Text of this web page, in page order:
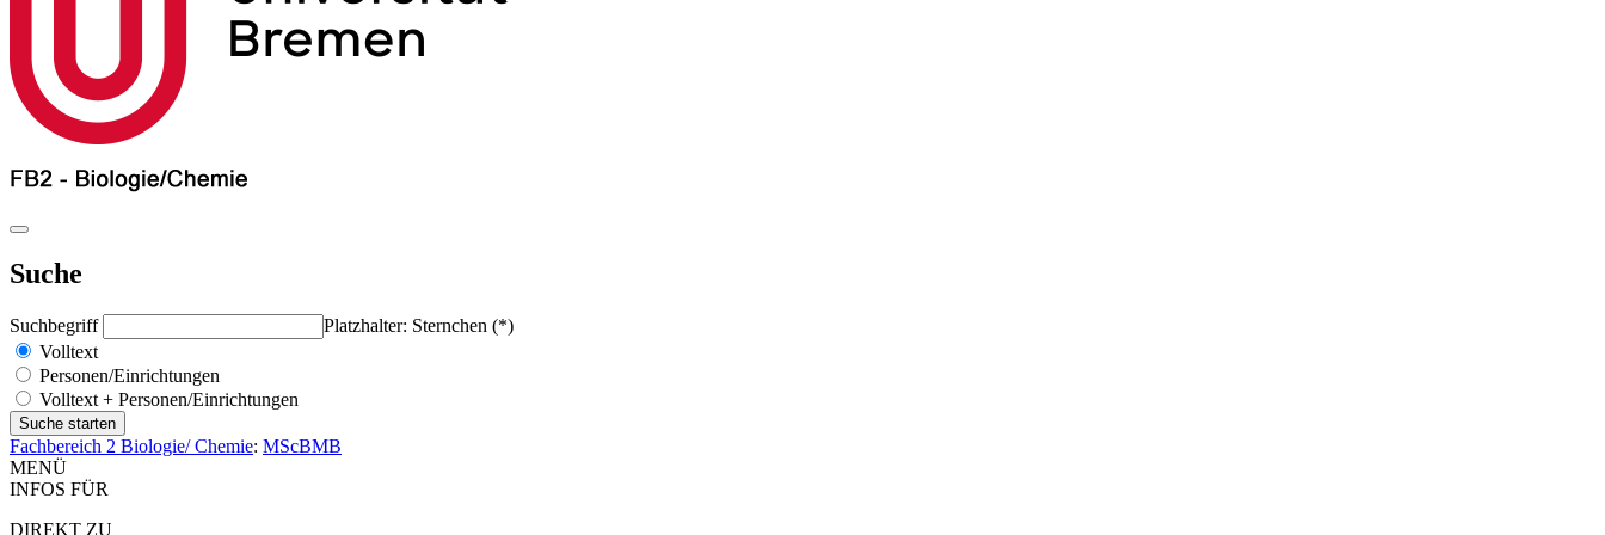
Suche
Suchbegriff
Platzhalter: Sternchen (*)
Volltext
Personen/Einrichtungen
Volltext + Personen/Einrichtungen
Fachbereich 2 Biologie/ Chemie: MScBMB
MENÜ
INFOS FÜR
DIREKT ZU